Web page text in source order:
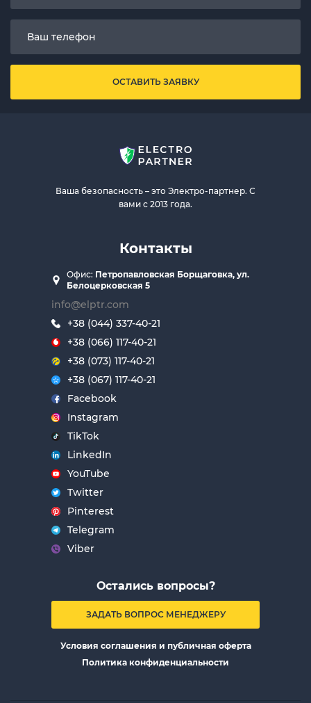
ОСТАВИТЬ ЗАЯВКУ
Ваша безопасность – это Электро-партнер. С
вами с 2013 года.
Контакты
Офис: Петропавловская Борщаговка, ул.
Белоцерковская 5
info@elptr.com
+38 (044) 337-40-21
+38 (066) 117-40-21
+38 (073) 117-40-21
+38 (067) 117-40-21
Facebook
Instagram
TikTok
LinkedIn
YouTube
Twitter
Pinterest
Telegram
Viber
Остались вопросы?
ЗАДАТЬ ВОПРОС МЕНЕДЖЕРУ
Условия соглашения и публичная оферта
Политика конфиденциальности